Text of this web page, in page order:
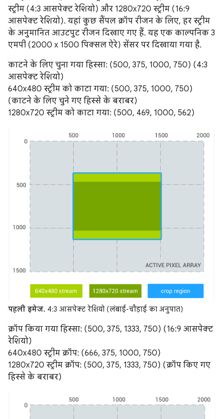
स्ट्रीम (4:3 आसपेक्ट रेशियो) और 1280x720 स्ट्रीम (16:9
आसपेक्ट रेशियो). यहां कुछ सैंपल क्रॉप रीजन के लिए, हर स्ट्रीम
के अनुमानित आउटपुट रीजन दिखाए गए हैं. यह एक काल्पनिक 3
एमपी (2000 x 1500 पिक्सल ऐरे) सेंसर पर दिखाया गया है.
काटने के लिए चुना गया हिस्सा: (500, 375, 1000, 750) (4:3
आसपेक्ट रेशियो)
640x480 स्ट्रीम को काटा गया: (500, 375, 1000, 750)
(काटने के लिए चुने गए हिस्से के बराबर)
1280x720 स्ट्रीम को काटा गया: (500, 469, 1000, 562)
पहली इमेज. 4:3 आसपेक्ट रेशियो (लंबाई-चौड़ाई का अनुपात)
क्रॉप किया गया हिस्सा: (500, 375, 1333, 750) (16:9 आसपेक्ट
रेशियो)
640x480 स्ट्रीम क्रॉप: (666, 375, 1000, 750)
1280x720 स्ट्रीम क्रॉप: (500, 375, 1333, 750) (क्रॉप किए गए
हिस्से के बराबर)